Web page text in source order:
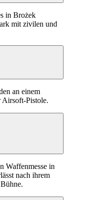
in Brożek
mit zivilen und
an einem
Pistole.
Waffenmesse in
nach ihrem